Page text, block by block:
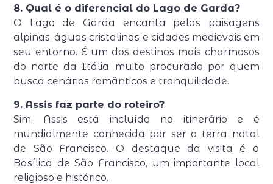
8. Qual é o diferencial do Lago de Garda?
O Lago de Garda encanta pelas paisagens
alpinas, águas cristalinas e cidades medievais em
seu entorno. É um dos destinos mais charmosos
do norte da Itália, muito procurado por quem
busca cenários românticos e tranquilidade.
9. Assis faz parte do roteiro?
Sim. Assis está incluída no itinerário e é
mundialmente conhecida por ser a terra natal
de São Francisco. O destaque da visita é a
Basílica de São Francisco, um importante local
religioso e histórico.